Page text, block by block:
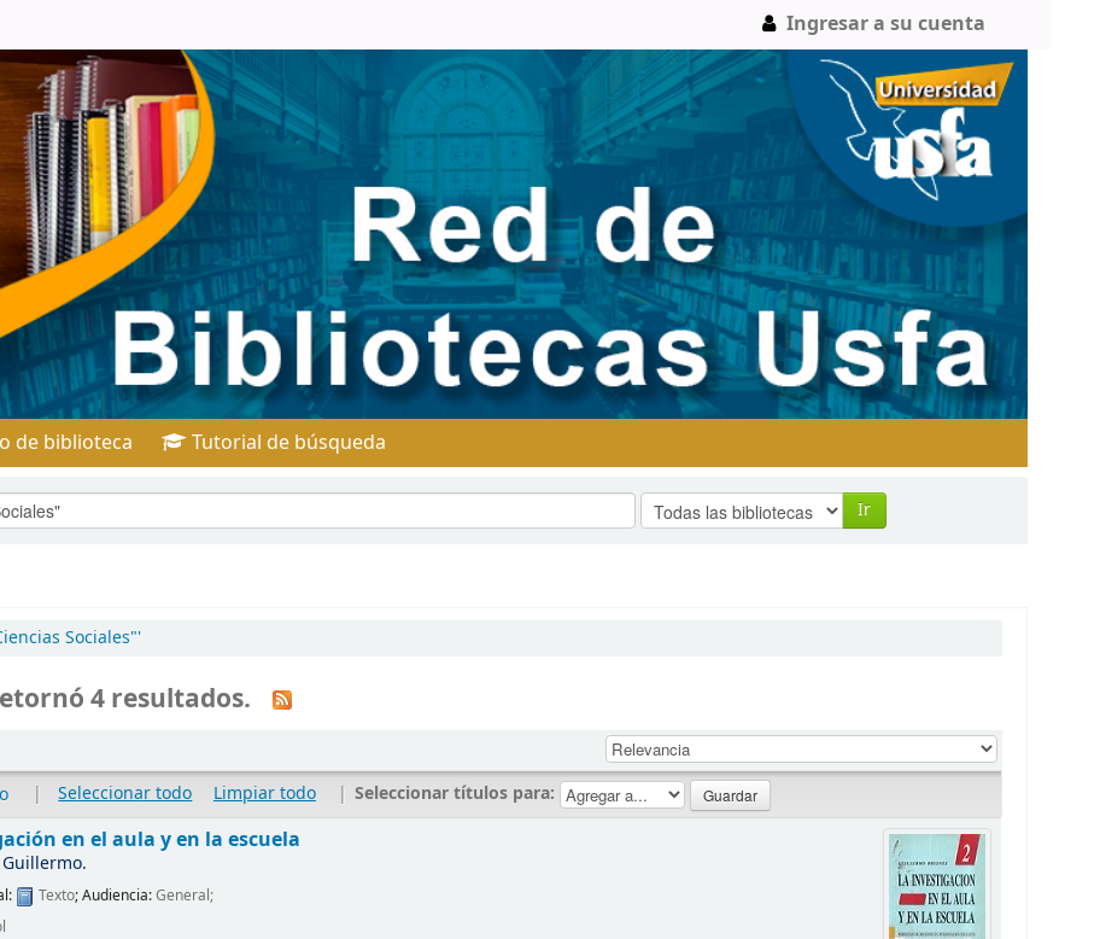
Ingresar a su cuenta
de biblioteca Tutorial de búsqueda
Ir
Sociales"'
4 resultados.
| Seleccionar todo Limpiar todo | Seleccionar títulos para:
en el aula y en la escuela
Texto; Audiencia:General;